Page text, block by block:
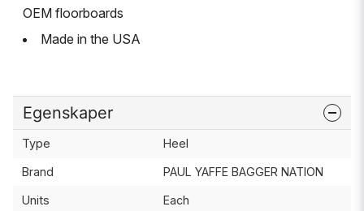
OEM floorboards
Made in the USA
Egenskaper
Type Heel
Brand PAUL YAFFE BAGGER NATION
Units Each